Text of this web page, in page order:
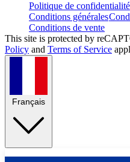
Politique de confidentialité
Conditions générales
Conditions de vente
This site is protected by
Policy and Terms of Service
Français